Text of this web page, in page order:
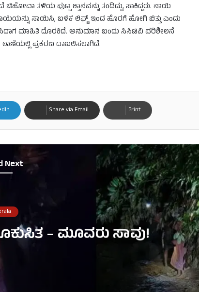
ಚಿಹೋವಾ ತಳಿಯ ಪುಟ್ಟಶ್ವಾನವನ್ನುತಂದಿದ್ದು, ಸಾಕಿದ್ದರು. ನಾಯಿ
ಸಾಯಿಸಿ, ಬಳಿಕ ಲಿಫ್ಟ್ ಇಂದ ಹೊರಗೆ ಹೋಗಿ ಬಿತ್ತು ಎಂದು
ಮಾಹಿತಿ ದೊರಕಿದೆ. ಅನುಮಾನ ಬಂದು ಸಿಸಿಟಿವಿ ಪರಿಶೀಲನೆ
ಠಾಣೆಯಲ್ಲಿ ಪ್ರಕರಣ ದಾಖಲಿಸಲಾಗಿದೆ.
Share via Email Print
Next
– ಮೂವರು ಸಾವು!